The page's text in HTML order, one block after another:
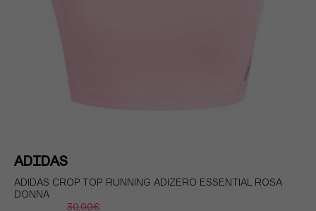
ADIDAS
ADIDAS CROP TOP RUNNING ADIZERO ESSENTIAL ROSA
DONNA
30,00€